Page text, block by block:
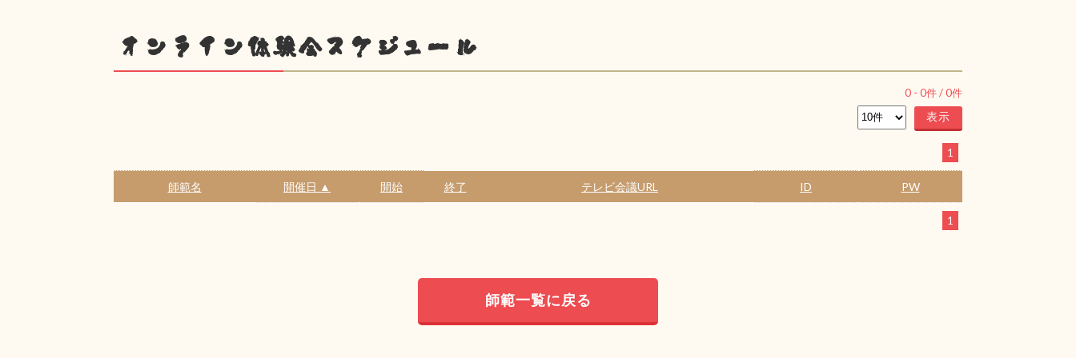
オンライン体験会スケジュール
0 - 0件 /0件
1
師範名 開催日 ▲ 開始 終了 テレビ会議URL ID PW
1
師範一覧に戻る